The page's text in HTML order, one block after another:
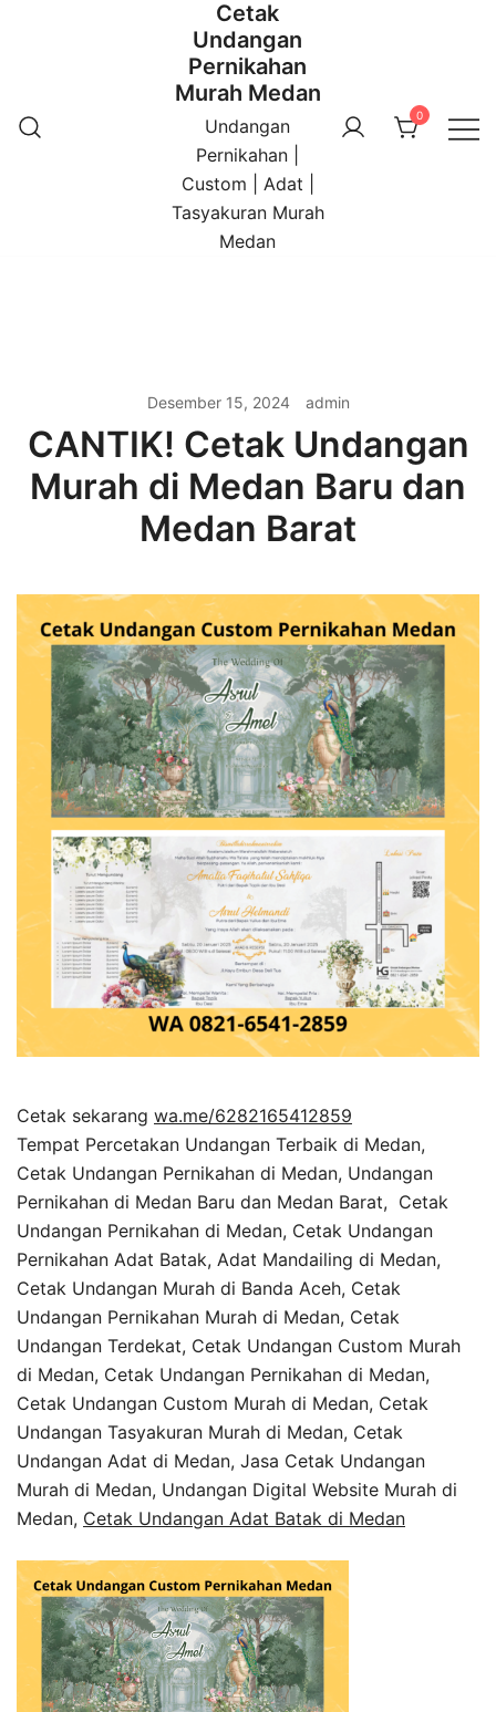
Cetak
Undangan
Pernikahan
Murah Medan
Undangan
Pernikahan |
Custom | Adat |
Tasyakuran Murah
Medan
0
Desember 15, 2024 admin
CANTIK! Cetak Undangan
Murah di Medan Baru dan
Medan Barat
Cetak sekarang wa.me/6282165412859
Tempat Percetakan Undangan Terbaik di Medan,
Cetak Undangan Pernikahan di Medan, Undangan
Pernikahan di Medan Baru dan Medan Barat, Cetak
Undangan Pernikahan di Medan, Cetak Undangan
Pernikahan Adat Batak, Adat Mandailing di Medan,
Cetak Undangan Murah di Banda Aceh, Cetak
Undangan Pernikahan Murah di Medan, Cetak
Undangan Terdekat, Cetak Undangan Custom Murah
di Medan, Cetak Undangan Pernikahan di Medan,
Cetak Undangan Custom Murah di Medan, Cetak
Undangan Tasyakuran Murah di Medan, Cetak
Undangan Adat di Medan, Jasa Cetak Undangan
Murah di Medan, Undangan Digital Website Murah di
Medan, Cetak Undangan Adat Batak di Medan